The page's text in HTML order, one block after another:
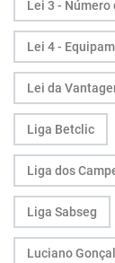
Lei 3 -
Lei 4 -
Lei da
Liga Betclic
Liga dos
Liga Sabseg
Luciano